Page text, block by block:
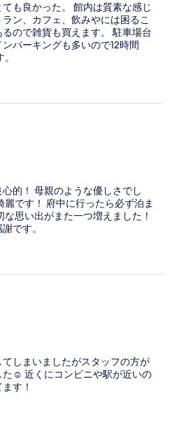
も良かった。 館内は質素な感じ
ン、カフェ、飲みやには困るこ
ので雑貨も買えます。 駐車場台
パーキングも多いので12時間
的！ 母親のような優しさでし
です！ 府中に行ったら必ず泊ま
思い出がまた一つ増えました！
です。
しまいましたがスタッフの方が
☺️ 近くにコンビニや駅が近いの
す！